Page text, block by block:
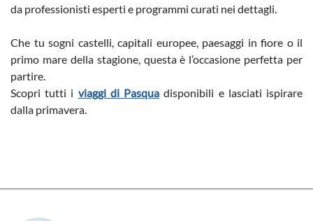
da professionisti esperti e programmi curati nei dettagli.
Che tu sogni castelli, capitali europee, paesaggi in fiore o il
primo mare della stagione, questa è l’occasione perfetta per
partire.
Scopri tutti i viaggi di Pasqua disponibili e lasciati ispirare
dalla primavera.